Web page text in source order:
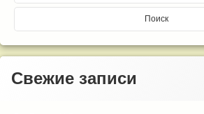
Свежие записи